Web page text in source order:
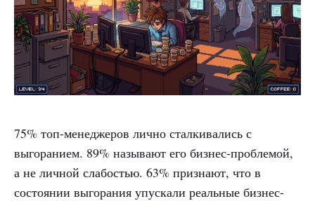
75% топ-менеджеров лично сталкивались с
выгоранием. 89% называют его бизнес-проблемой,
а не личной слабостью. 63% признают, что в
состоянии выгорания упускали реальные бизнес-